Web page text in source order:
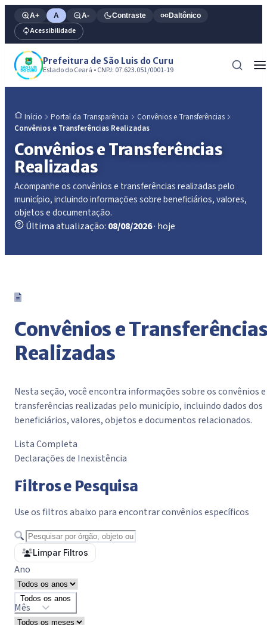
A+ A A- Contraste Daltônico
Acessibilidade
Prefeitura de São Luis do Curu
Estado do Ceará • CNPJ: 07.623.051/0001-19
Início Portal da Transparência
Convênios e Transferências
Convênios e Transferências Realizadas
Convênios e Transferências
Realizadas
Acompanhe os convênios e transferências realizadas pelo
município, incluindo informações sobre beneficiários, valores,
objetos e documentação.
Última atualização: 08/08/2026· hoje
Convênios e
Realizadas
Nesta seção, você encontra informações sobre os convênios e
transferências realizadas pelo município, incluindo dados dos
beneficiários, valores, objetos e documentos relacionados.
Lista Completa
Declarações de Inexistência
Filtros e Pesquisa
Use os filtros abaixo para encontrar convênios específicos
Limpar Filtros
Ano
Todos os anos
Mês